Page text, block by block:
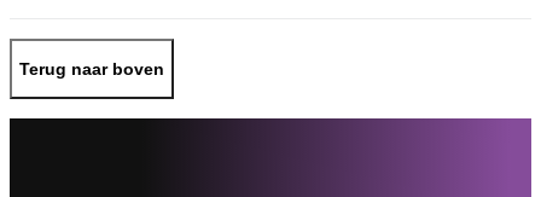
Terug naar boven